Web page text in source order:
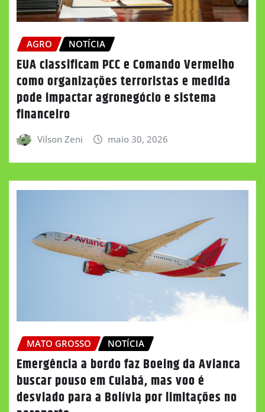
AGRO NOTÍCIA
EUA classificam PCC e Comando Vermelho
como organizações terroristas e medida
pode impactar agronegócio e sistema
financeiro
Vilson Zeni maio 30, 2026
MATO GROSSO NOTÍCIA
Emergência a bordo faz Boeing da Avianca
buscar pouso em Cuiabá, mas voo é
desviado para a Bolívia por limitações no